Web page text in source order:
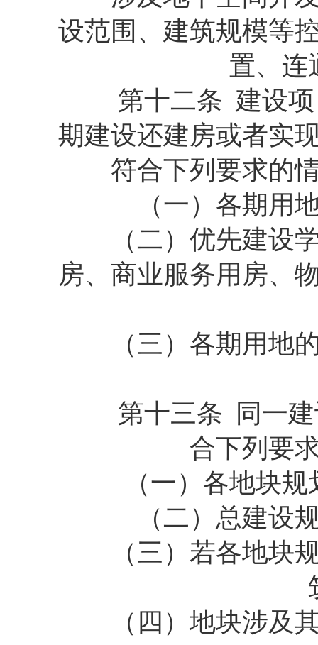
设范围、建筑规模等
置、连
第十二条 建设项
期建设还建房或者实
符合下列要求的
（一）各期用地
（二）优先建设学
房、商业服务用房、
（三）各期用地的
第十三条 同一建
合下列要
（一）各地块规
（二）总建设规
（三）若各地块规
（四）地块涉及其